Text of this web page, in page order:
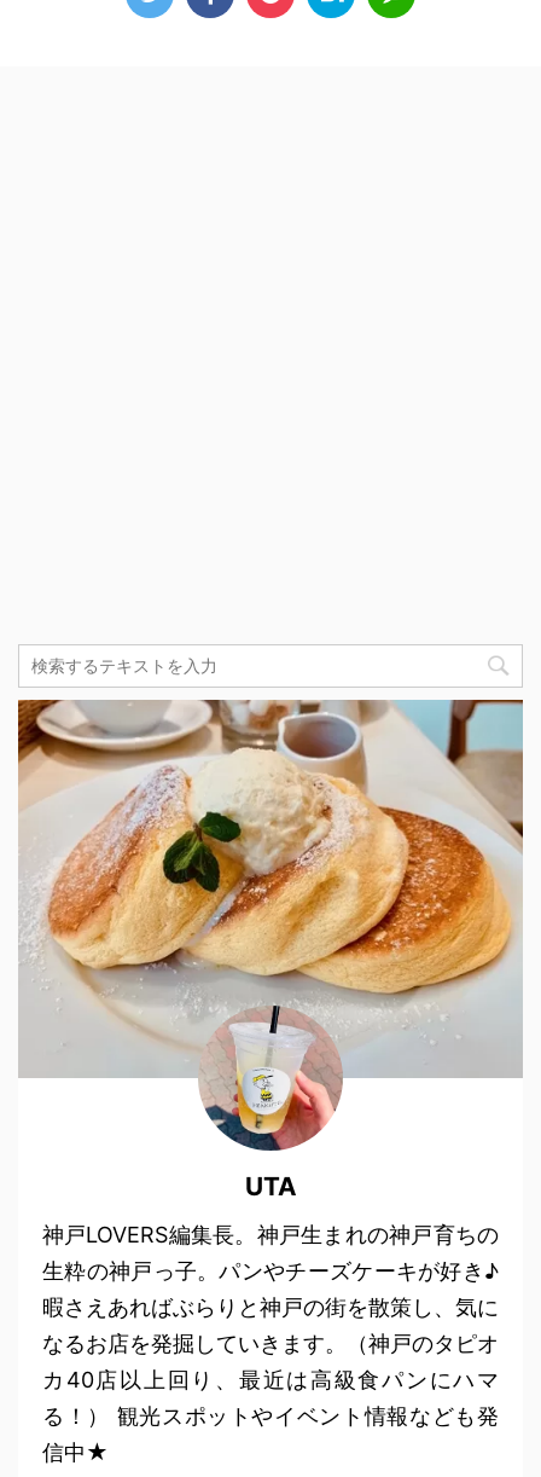
UTA
神戸LOVERS編集長。神戸生まれの神戸育ちの
生粋の神戸っ子。パンやチーズケーキが好き♪
暇さえあればぶらりと神戸の街を散策し、気に
なるお店を発掘していきます。（神戸のタピオ
カ40店以上回り、最近は高級食パンにハマ
る！） 観光スポットやイベント情報なども発
信中★